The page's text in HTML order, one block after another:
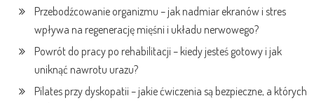
Przebodźcowanie organizmu – jak nadmiar ekranów i stres
wpływa na regenerację mięśni i układu nerwowego?
Powrót do pracy po rehabilitacji – kiedy jesteś gotowy i jak
uniknąć nawrotu urazu?
Pilates przy dyskopatii – jakie ćwiczenia są bezpieczne, a których